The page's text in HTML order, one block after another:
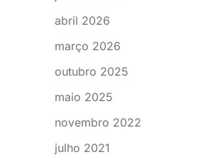
abril 2026
março 2026
outubro 2025
maio 2025
novembro 2022
julho 2021